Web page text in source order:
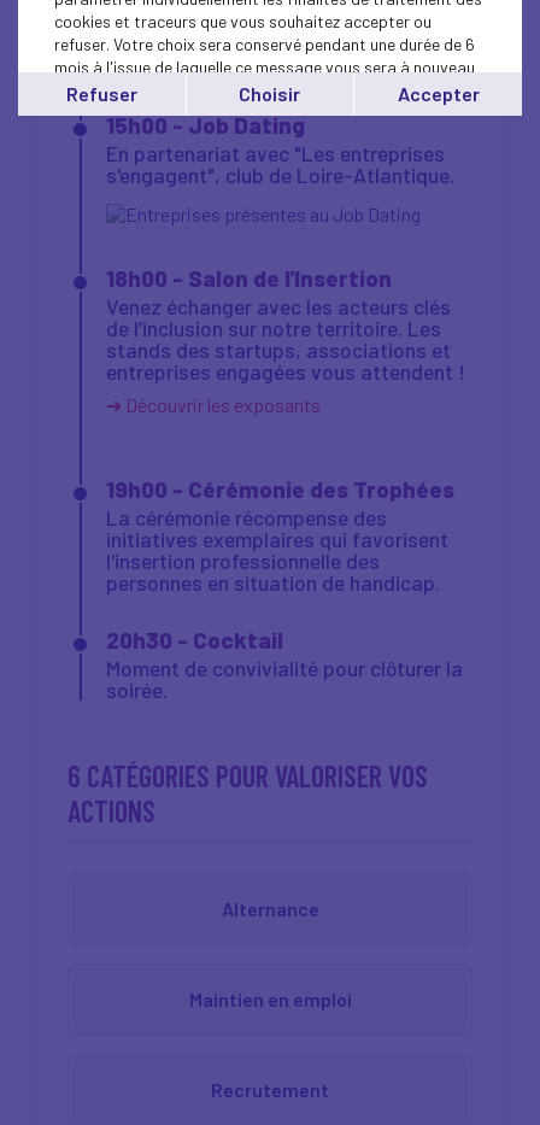
PROGRAMME
15h00 - Job Dating
En partenariat avec "Les entreprises
s'engagent", club de Loire-Atlantique.
18h00 - Salon de l'Insertion
Venez échanger avec les acteurs clés
de l’inclusion sur notre territoire. Les
stands des startups, associations et
entreprises engagées vous attendent !
➔ Découvrir les exposants
19h00 - Cérémonie des Trophées
La cérémonie récompense des
initiatives exemplaires qui favorisent
l'insertion professionnelle des
personnes en situation de handicap.
20h30 - Cocktail
Moment de convivialité pour clôturer la
soirée.
6 CATÉGORIES POUR VALORISER VOS
ACTIONS
Alternance
Maintien en emploi
Recrutement
cookies et traceurs que vous souhaitez accepter ou
refuser. Votre choix sera conservé pendant une durée de 6
mois à l'issue de laquelle ce message vous sera à nouveau
affiché..
Vous pouvez modifier votre choix à tout moment en
cliquant sur le lien 'cookies'en bas de page.
Refuser Choisir Accepter